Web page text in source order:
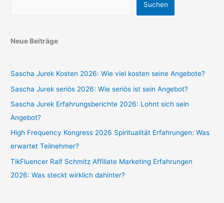
Suchen
Neue Beiträge
Sascha Jurek Kosten 2026: Wie viel kosten seine Angebote?
Sascha Jurek seriös 2026: Wie seriös ist sein Angebot?
Sascha Jurek Erfahrungsberichte 2026: Lohnt sich sein
Angebot?
High Frequency Kongress 2026 Spiritualität Erfahrungen: Was
erwartet Teilnehmer?
TikFluencer Ralf Schmitz Affiliate Marketing Erfahrungen
2026: Was steckt wirklich dahinter?